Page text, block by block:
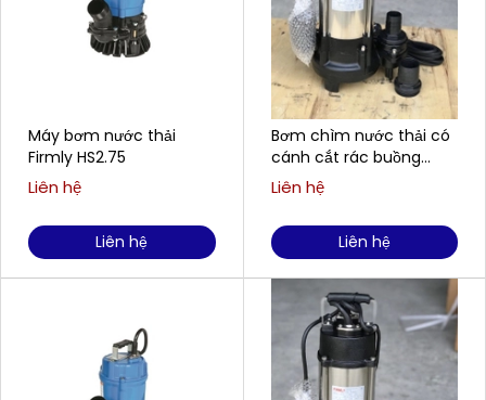
Máy bơm nước thải
Firmly HS2.75
Liên hệ
Liên hệ
Bơm chìm nước thải có
cánh cắt rác buồng
gang, cánh gang FIRMLY
H1100CT
Liên hệ
Liên hệ